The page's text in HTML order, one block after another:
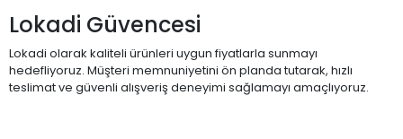
Lokadi Güvencesi
Lokadi olarak kaliteli ürünleri uygun fiyatlarla sunmayı
hedefliyoruz. Müşteri memnuniyetini ön planda tutarak, hızlı
teslimat ve güvenli alışveriş deneyimi sağlamayı amaçlıyoruz.